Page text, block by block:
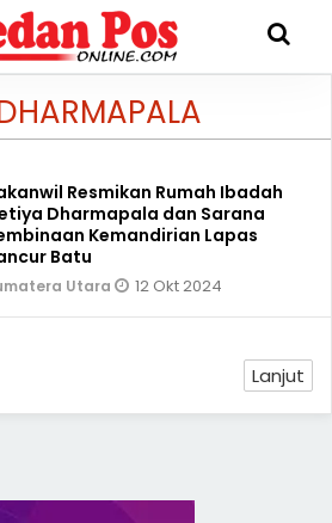
Resmikan Rumah Ibadah
Dharmapala dan Sarana
Kemandirian Lapas
Batu
Utara 12 Okt 2024
Lanjut